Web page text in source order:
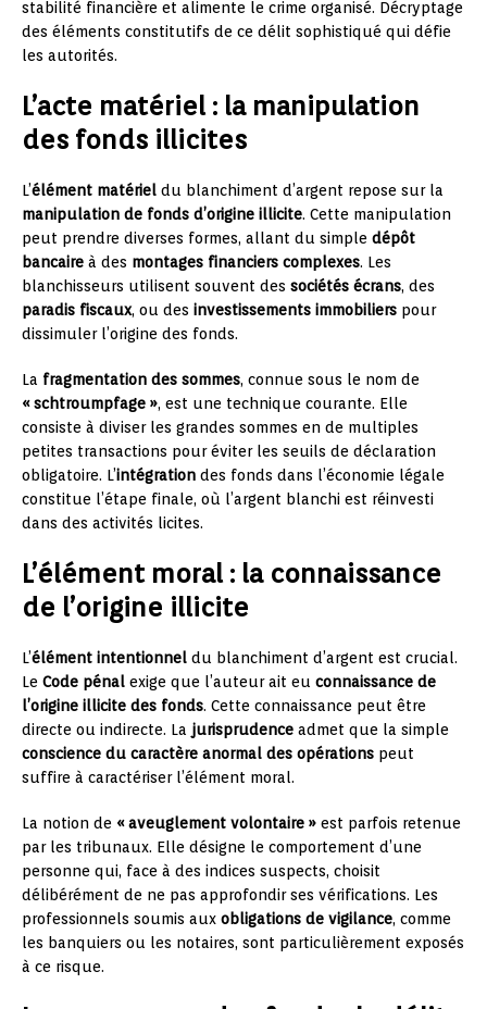
stabilité financière et alimente le crime organisé. Décryptage
des éléments constitutifs de ce délit sophistiqué qui défie
les autorités.
L’acte matériel : la manipulation
des fonds illicites
L’élément matériel du blanchiment d’argent repose sur la
manipulation de fonds d’origine illicite. Cette manipulation
peut prendre diverses formes, allant du simple dépôt
bancaire à des montages financiers complexes. Les
blanchisseurs utilisent souvent des sociétés écrans, des
paradis fiscaux, ou des investissements immobiliers pour
dissimuler l’origine des fonds.
La fragmentation des sommes, connue sous le nom de
« schtroumpfage », est une technique courante. Elle
consiste à diviser les grandes sommes en de multiples
petites transactions pour éviter les seuils de déclaration
obligatoire. L’intégration des fonds dans l’économie légale
constitue l’étape finale, où l’argent blanchi est réinvesti
dans des activités licites.
L’élément moral : la connaissance
de l’origine illicite
L’élément intentionnel du blanchiment d’argent est crucial.
Le Code pénal exige que l’auteur ait eu connaissance de
l’origine illicite des fonds. Cette connaissance peut être
directe ou indirecte. La jurisprudence admet que la simple
conscience du caractère anormal des opérations peut
suffire à caractériser l’élément moral.
La notion de « aveuglement volontaire » est parfois retenue
par les tribunaux. Elle désigne le comportement d’une
personne qui, face à des indices suspects, choisit
délibérément de ne pas approfondir ses vérifications. Les
professionnels soumis aux obligations de vigilance, comme
les banquiers ou les notaires, sont particulièrement exposés
à ce risque.